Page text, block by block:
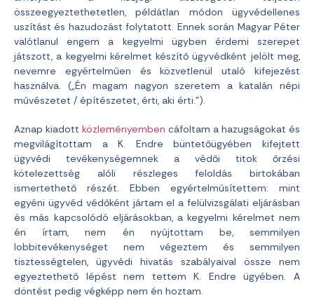
összeegyeztethetetlen, példátlan módon ügyvédellenes
uszítást és hazudozást folytatott. Ennek során Magyar Péter
valótlanul engem a kegyelmi ügyben érdemi szerepet
játszott, a kegyelmi kérelmet készítő ügyvédként jelölt meg,
nevemre egyértelműen és közvetlenül utaló kifejezést
használva. („Én magam nagyon szeretem a katalán népi
művészetet / építészetet, érti, aki érti.”).
Aznap kiadott közleményemben cáfoltam a hazugságokat és
megvilágítottam a K. Endre büntetőügyében kifejtett
ügyvédi tevékenységemnek a védői titok őrzési
kötelezettség alóli részleges feloldás birtokában
ismertethető részét. Ebben egyértelműsítettem: mint
egyéni ügyvéd védőként jártam el a felülvizsgálati eljárásban
és más kapcsolódó eljárásokban, a kegyelmi kérelmet nem
én írtam, nem én nyújtottam be, semmilyen
lobbitevékenységet nem végeztem és semmilyen
tisztességtelen, ügyvédi hivatás szabályaival össze nem
egyeztethető lépést nem tettem K. Endre ügyében. A
döntést pedig végképp nem én hoztam.